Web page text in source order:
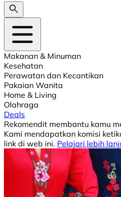
Makanan & Minuman
Kesehatan
Perawatan dan Kecantikan
Pakaian Wanita
Home & Living
Olahraga
Deals
Rekomendit membantu kamu
Kami mendapatkan komisi
link di web ini. Pelajari lebih